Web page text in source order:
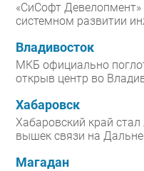
«СиСофт
системном развитии
Владивосток
МКБ официально
открыв центр во
Хабаровск
Хабаровский край
вышек связи на
Магадан